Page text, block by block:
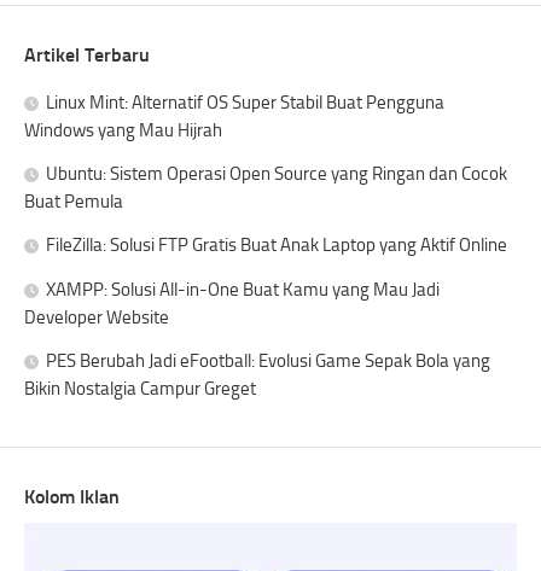
Artikel Terbaru
Linux Mint: Alternatif OS Super Stabil Buat Pengguna
Windows yang Mau Hijrah
Ubuntu: Sistem Operasi Open Source yang Ringan dan Cocok
Buat Pemula
FileZilla: Solusi FTP Gratis Buat Anak Laptop yang Aktif Online
XAMPP: Solusi All-in-One Buat Kamu yang Mau Jadi
Developer Website
PES Berubah Jadi eFootball: Evolusi Game Sepak Bola yang
Bikin Nostalgia Campur Greget
Kolom Iklan